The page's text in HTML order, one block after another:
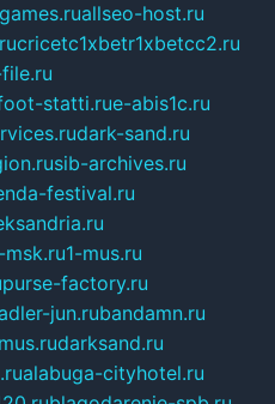
allseo-host.ru
cricetc1xbetr1xbetcc2.ru
statti.rue-abis1c.ru
dark-sand.ru
sib-archives.ru
festival.ru
1-mus.ru
purse-factory.ru
adler-jun.rubandamn.ru
darksand.ru
alabuga-cityhotel.ru